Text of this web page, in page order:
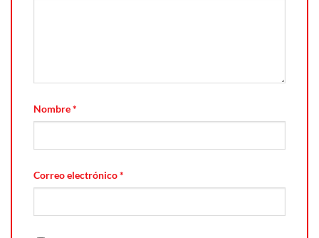
Nombre*
Correo electrónico*